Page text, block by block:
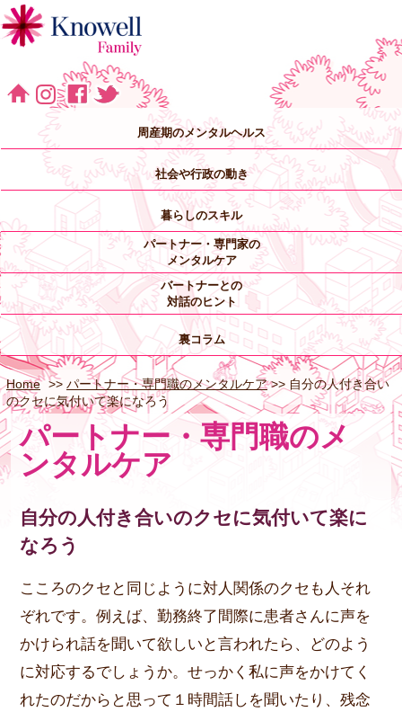
周産期のメンタルヘルス
社会や行政の動き
暮らしのスキル
パートナー・専門家の
メンタルケア
バートナーとの
対話のヒント
裏コラム
Home >> パートナー・専門職のメンタルケア>> 自分の人付き合い
のクセに気付いて楽になろう
パートナー・専門職のメ
ンタルケア
自分の人付き合いのクセに気付いて楽に
なろう
こころのクセと同じように対人関係のクセも人それ
ぞれです。例えば、勤務終了間際に患者さんに声を
かけられ話を聞いて欲しいと言われたら、どのよう
に対応するでしょうか。せっかく私に声をかけてく
れたのだからと思って１時間話しを聞いたり、残念